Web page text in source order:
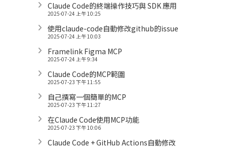
Claude Code的終端操作技巧與 SDK 應用
2025-07-24 上午 10:25
使用claude-code自動修改github的issue
2025-07-24 上午 10:03
Framelink Figma MCP
2025-07-24 上午 9:34
Claude Code的MCP範圍
2025-07-23 下午 11:55
自己撰寫一個簡單的MCP
2025-07-23 下午 11:27
在Claude Code使用MCP功能
2025-07-23 下午 10:06
Claude Code + GitHub Actions自動修改